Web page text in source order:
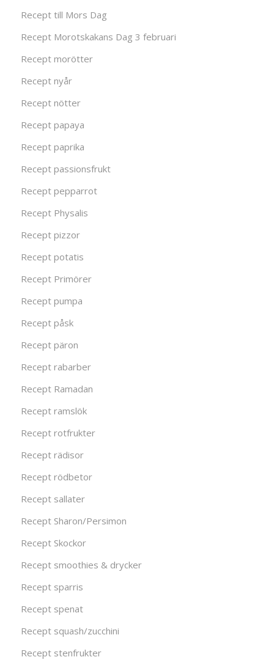
Recept till Mors Dag
Recept Morotskakans Dag 3 februari
Recept morötter
Recept nyår
Recept nötter
Recept papaya
Recept paprika
Recept passionsfrukt
Recept pepparrot
Recept Physalis
Recept pizzor
Recept potatis
Recept Primörer
Recept pumpa
Recept påsk
Recept päron
Recept rabarber
Recept Ramadan
Recept ramslök
Recept rotfrukter
Recept rädisor
Recept rödbetor
Recept sallater
Recept Sharon/Persimon
Recept Skockor
Recept smoothies & drycker
Recept sparris
Recept spenat
Recept squash/zucchini
Recept stenfrukter